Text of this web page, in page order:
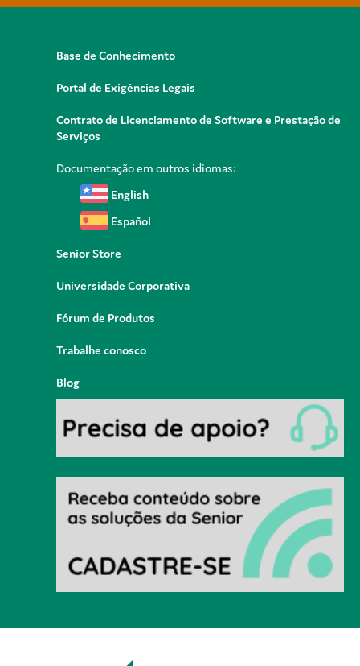
Base de Conhecimento
Portal de Exigências Legais
Contrato de Licenciamento de Software e Prestação de
Serviços
Documentação em outros idiomas:
English
Español
Senior Store
Universidade Corporativa
Fórum de Produtos
Trabalhe conosco
Blog